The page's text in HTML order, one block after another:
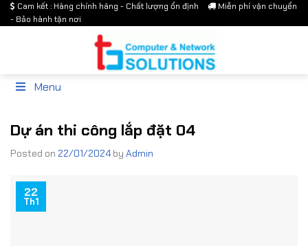
Skip
to
Cam kết : Hàng chính hãng - Chất lượng ổn định
Miễn phí vận chuyển
- Bảo hành tận nơi
Menu
Dự án thi công lắp đặt 04
Posted on 22/01/2024 by Admin
22
Th1